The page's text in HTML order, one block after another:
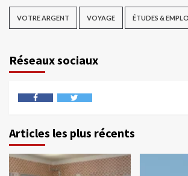
VOTRE ARGENT VOYAGE ÉTUDES &
Réseaux sociaux
Articles les plus récents